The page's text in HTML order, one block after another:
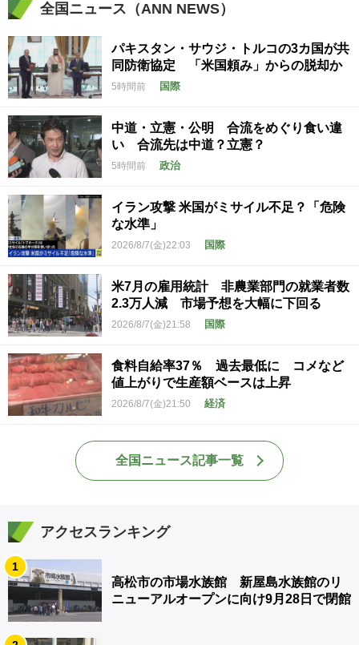
全国ニュース（ANN NEWS）
パキスタン・サウジ・トルコの3カ国が共
同防衛協定 「米国頼み」からの脱却か
5時間前 国際
中道・立憲・公明 合流をめぐり食い違
い 合流先は中道？立憲？
5時間前 政治
イラン攻撃 米国がミサイル不足？「危険
な水準」
2026/8/7(金)22:03 国際
米7月の雇用統計 非農業部門の就業者数
2.3万人減 市場予想を大幅に下回る
2026/8/7(金)21:58 国際
食料自給率37％ 過去最低に コメなど
値上がりで生産額ベースは上昇
2026/8/7(金)21:50 経済
全国ニュース記事一覧
アクセスランキング
1
高松市の市場水族館 新屋島水族館のリ
ニューアルオープンに向け9月28日で閉館